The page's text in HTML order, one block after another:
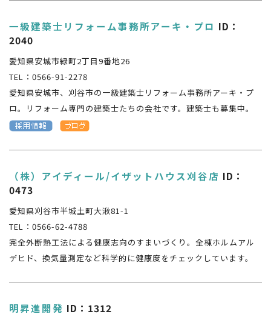
一級建築士リフォーム事務所アーキ・プロ ID：
2040
愛知県安城市緑町2丁目9番地26
TEL：0566-91-2278
愛知県安城市、刈谷市の一級建築士リフォーム事務所アーキ・プ
ロ。リフォーム専門の建築士たちの会社です。建築士も募集中。
（株）アイディール/イザットハウス刈谷店 ID：
0473
愛知県刈谷市半城土町大湫81-1
TEL：0566-62-4788
完全外断熱工法による健康志向のすまいづくり。全棟ホルムアル
デヒド、換気量測定など科学的に健康度をチェックしています。
明昇進開発 ID：1312